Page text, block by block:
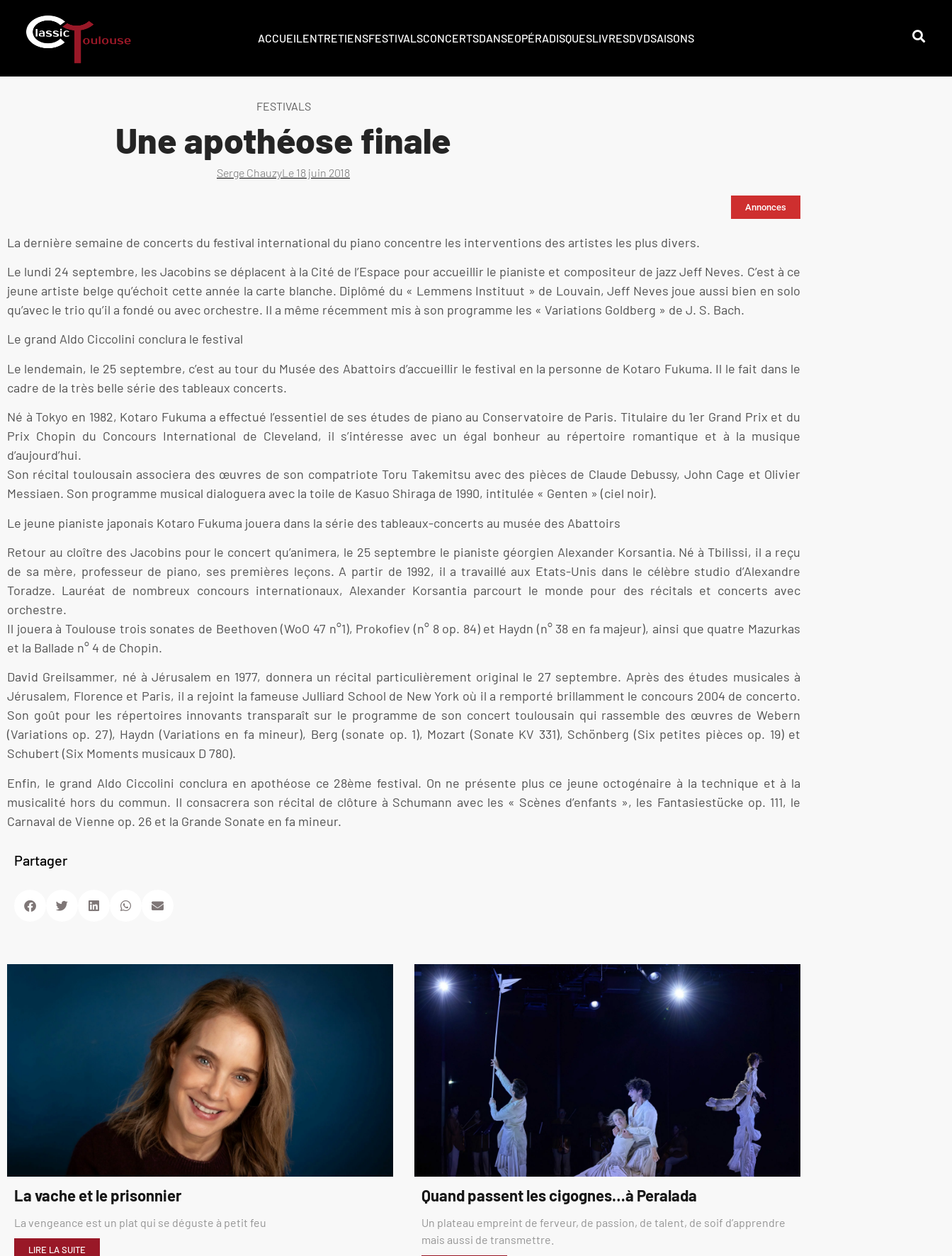
ACCUEILENTRETIENSFESTIVALSCONCERTSDANSEOPÉRADISQUESLIVRESDVDSAISONS
FESTIVALS
Une apothéose finale
Serge ChauzyLe 18 juin 2018
Annonces
La dernière semaine de concerts du festival international du piano concentre les interventions des artistes les plus divers.
Le lundi 24 septembre, les Jacobins se déplacent à la Cité de l’Espace pour accueillir le pianiste et compositeur de jazz Jeff Neves. C’est à ce
jeune artiste belge qu’échoit cette année la carte blanche. Diplômé du « Lemmens Instituut » de Louvain, Jeff Neves joue aussi bien en solo
qu’avec le trio qu’il a fondé ou avec orchestre. Il a même récemment mis à son programme les « Variations Goldberg » de J. S. Bach.
Le grand Aldo Ciccolini conclura le festival
Le lendemain, le 25 septembre, c’est au tour du Musée des Abattoirs d’accueillir le festival en la personne de Kotaro Fukuma. Il le fait dans le
cadre de la très belle série des tableaux concerts.
Né à Tokyo en 1982, Kotaro Fukuma a effectué l’essentiel de ses études de piano au Conservatoire de Paris. Titulaire du 1er Grand Prix et du
Prix Chopin du Concours International de Cleveland, il s’intéresse avec un égal bonheur au répertoire romantique et à la musique
d’aujourd’hui.
Son récital toulousain associera des œuvres de son compatriote Toru Takemitsu avec des pièces de Claude Debussy, John Cage et Olivier
Messiaen. Son programme musical dialoguera avec la toile de Kasuo Shiraga de 1990, intitulée « Genten » (ciel noir).
Le jeune pianiste japonais Kotaro Fukuma jouera dans la série des tableaux-concerts au musée des Abattoirs
Retour au cloître des Jacobins pour le concert qu’animera, le 25 septembre le pianiste géorgien Alexander Korsantia. Né à Tbilissi, il a reçu
de sa mère, professeur de piano, ses premières leçons. A partir de 1992, il a travaillé aux Etats-Unis dans le célèbre studio d’Alexandre
Toradze. Lauréat de nombreux concours internationaux, Alexander Korsantia parcourt le monde pour des récitals et concerts avec
orchestre.
Il jouera à Toulouse trois sonates de Beethoven (WoO 47 n°1), Prokofiev (n° 8 op. 84) et Haydn (n° 38 en fa majeur), ainsi que quatre Mazurkas
et la Ballade n° 4 de Chopin.
David Greilsammer, né à Jérusalem en 1977, donnera un récital particulièrement original le 27 septembre. Après des études musicales à
Jérusalem, Florence et Paris, il a rejoint la fameuse Julliard School de New York où il a remporté brillamment le concours 2004 de concerto.
Son goût pour les répertoires innovants transparaît sur le programme de son concert toulousain qui rassemble des œuvres de Webern
(Variations op. 27), Haydn (Variations en fa mineur), Berg (sonate op. 1), Mozart (Sonate KV 331), Schönberg (Six petites pièces op. 19) et
Schubert (Six Moments musicaux D 780).
Enfin, le grand Aldo Ciccolini conclura en apothéose ce 28ème festival. On ne présente plus ce jeune octogénaire à la technique et à la
musicalité hors du commun. Il consacrera son récital de clôture à Schumann avec les « Scènes d’enfants », les Fantasiestücke op. 111, le
Carnaval de Vienne op. 26 et la Grande Sonate en fa mineur.
Partager
La vache et le prisonnier
La vengeance est un plat qui se déguste à petit feu
LIRE LA SUITE
Quand passent les cigognes…à Peralada
Un plateau empreint de ferveur, de passion, de talent, de soif d’apprendre
mais aussi de transmettre.